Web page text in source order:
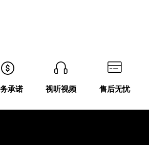
承诺 视听视频 售后无忧